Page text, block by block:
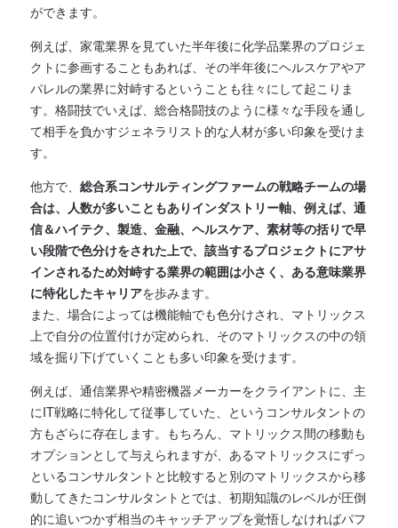
ができます。
例えば、家電業界を見ていた半年後に化学品業界のプロジェ
クトに参画することもあれば、その半年後にヘルスケアやア
パレルの業界に対峙するということも往々にして起こりま
す。格闘技でいえば、総合格闘技のように様々な手段を通し
て相手を負かすジェネラリスト的な人材が多い印象を受けま
す。
他方で、 総合系コンサルティングファームの戦略チームの場
合は、人数が多いこともありインダストリー軸、例えば、通
信＆ハイテク、製造、金融、ヘルスケア、素材等の括りで早
い段階で色分けをされた上で、該当するプロジェクトにアサ
インされるため対峙する業界の範囲は小さく、ある意味業界
に特化したキャリアを歩みます。
また、場合によっては機能軸でも色分けされ、マトリックス
上で自分の位置付けが定められ、そのマトリックスの中の領
域を掘り下げていくことも多い印象を受けます。
例えば、通信業界や精密機器メーカーをクライアントに、主
にIT戦略に特化して従事していた、というコンサルタントの
方もざらに存在します。もちろん、マトリックス間の移動も
オプションとして与えられますが、あるマトリックスにずっ
といるコンサルタントと比較すると別のマトリックスから移
動してきたコンサルタントとでは、初期知識のレベルが圧倒
的に追いつかず相当のキャッチアップを覚悟しなければパフ